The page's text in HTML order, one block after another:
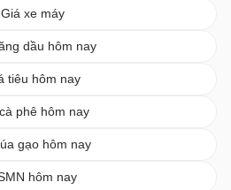
Giá xe máy
dầu hôm nay
tiêu hôm nay
phê hôm nay
gạo hôm nay
hôm nay